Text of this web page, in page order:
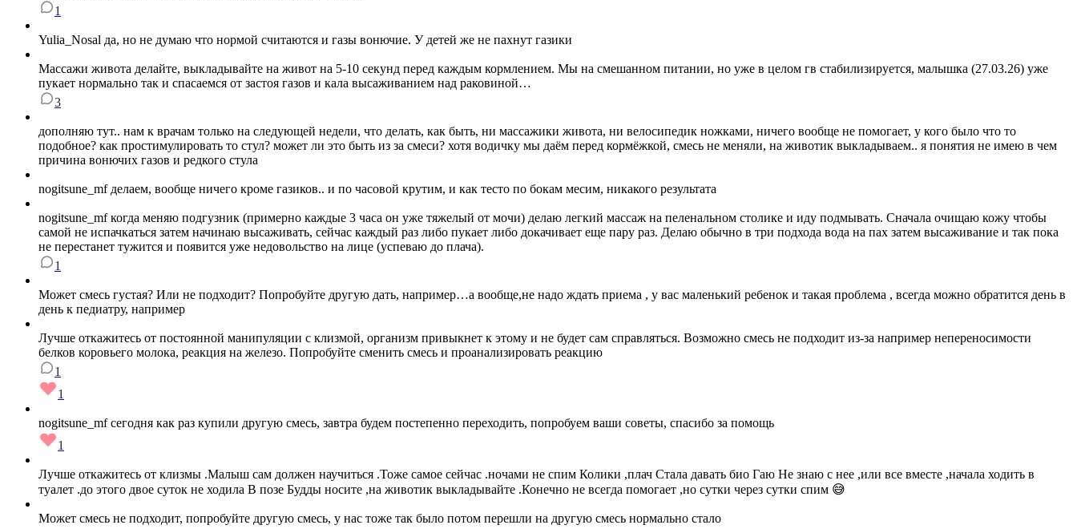
1
Yulia_Nosal да, но не думаю что нормой считаются и газы вонючие. У детей же не пахнут газики
Массажи живота делайте, выкладывайте на живот на 5-10 секунд перед каждым кормлением. Мы на смешанном питании, но уже в целом гв стабилизируется, малышка (27.03.26) уже
пукает нормально так и спасаемся от застоя газов и кала высаживанием над раковиной…
3
дополняю тут.. нам к врачам только на следующей недели, что делать, как быть, ни массажики живота, ни велосипедик ножками, ничего вообще не помогает, у кого было что то
подобное? как простимулировать то стул? может ли это быть из за смеси? хотя водичку мы даём перед кормёжкой, смесь не меняли, на животик выкладываем.. я понятия не имею в чем
причина вонючих газов и редкого стула
nogitsune_mf делаем, вообще ничего кроме газиков.. и по часовой крутим, и как тесто по бокам месим, никакого результата
nogitsune_mf когда меняю подгузник (примерно каждые 3 часа он уже тяжелый от мочи) делаю легкий массаж на пеленальном столике и иду подмывать. Сначала очищаю кожу чтобы
самой не испачкаться затем начинаю высаживать, сейчас каждый раз либо пукает либо докачивает еще пару раз. Делаю обычно в три подхода вода на пах затем высаживание и так пока
не перестанет тужится и появится уже недовольство на лице (успеваю до плача).
1
Может смесь густая? Или не подходит? Попробуйте другую дать, например…а вообще,не надо ждать приема , у вас маленький ребенок и такая проблема , всегда можно обратится день в
день к педиатру, например
Лучше откажитесь от постоянной манипуляции с клизмой, организм привыкнет к этому и не будет сам справляться. Возможно смесь не подходит из-за например непереносимости
белков коровьего молока, реакция на железо. Попробуйте сменить смесь и проанализировать реакцию
1
1
nogitsune_mf сегодня как раз купили другую смесь, завтра будем постепенно переходить, попробуем ваши советы, спасибо за помощь
1
Лучше откажитесь от клизмы .Малыш сам должен научиться .Тоже самое сейчас .ночами не спим Колики ,плач Стала давать био Гаю Не знаю с нее ,или все вместе ,начала ходить в
туалет .до этого двое суток не ходила В позе Будды носите ,на животик выкладывайте .Конечно не всегда помогает ,но сутки через сутки спим 😅
Может смесь не подходит, попробуйте другую смесь, у нас тоже так было потом перешли на другую смесь нормально стало